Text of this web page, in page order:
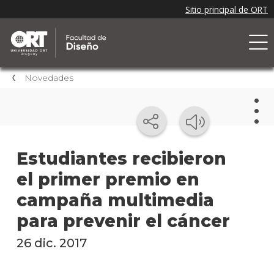
Novedades
Estudiantes recibieron
el primer premio en
campaña multimedia
para prevenir el cáncer
26 dic. 2017